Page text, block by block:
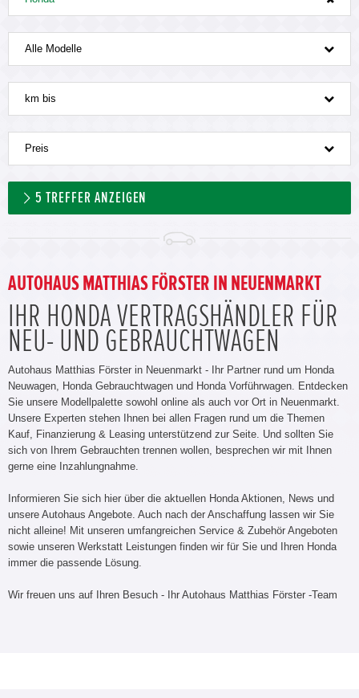
Alle Modelle
km bis
Preis
5 TREFFER ANZEIGEN
AUTOHAUS MATTHIAS FÖRSTER IN NEUENMARKT
IHR HONDA VERTRAGSHÄNDLER FÜR
NEU- UND GEBRAUCHTWAGEN
Autohaus Matthias Förster in Neuenmarkt - Ihr Partner rund um Honda
Neuwagen, Honda Gebrauchtwagen und Honda Vorführwagen. Entdecken
Sie unsere Modellpalette sowohl online als auch vor Ort in Neuenmarkt.
Unsere Experten stehen Ihnen bei allen Fragen rund um die Themen
Kauf, Finanzierung & Leasing unterstützend zur Seite. Und sollten Sie
sich von Ihrem Gebrauchten trennen wollen, besprechen wir mit Ihnen
gerne eine Inzahlungnahme.
Informieren Sie sich hier über die aktuellen Honda Aktionen, News und
unsere Autohaus Angebote. Auch nach der Anschaffung lassen wir Sie
nicht alleine! Mit unseren umfangreichen Service & Zubehör Angeboten
sowie unseren Werkstatt Leistungen finden wir für Sie und Ihren Honda
immer die passende Lösung.
Wir freuen uns auf Ihren Besuch - Ihr Autohaus Matthias Förster -Team